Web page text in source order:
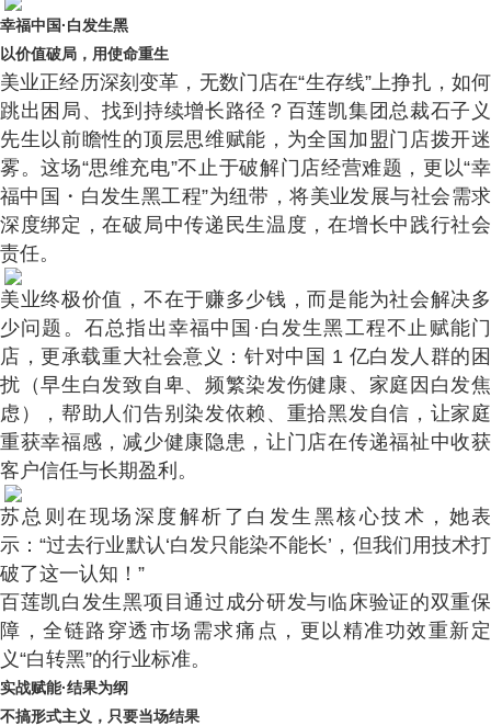
幸福中国·白发生黑
以价值破局，用使命重生
美业正经历深刻变革，无数门店在“生存线”上挣扎，如何
跳出困局、找到持续增长路径？百莲凯集团总裁石子义
先生以前瞻性的顶层思维赋能，为全国加盟门店拨开迷
雾。这场“思维充电”不止于破解门店经营难题，更以“幸
福中国・白发生黑工程”为纽带，将美业发展与社会需求
深度绑定，在破局中传递民生温度，在增长中践行社会
责任。
美业终极价值，不在于赚多少钱，而是能为社会解决多
少问题。石总指出幸福中国·白发生黑工程不止赋能门
店，更承载重大社会意义：针对中国 1 亿白发人群的困
扰（早生白发致自卑、频繁染发伤健康、家庭因白发焦
虑），帮助人们告别染发依赖、重拾黑发自信，让家庭
重获幸福感，减少健康隐患，让门店在传递福祉中收获
客户信任与长期盈利。
苏总则在现场深度解析了白发生黑核心技术，她表
示：“过去行业默认‘白发只能染不能长’，但我们用技术打
破了这一认知！”
百莲凯白发生黑项目通过成分研发与临床验证的双重保
障，全链路穿透市场需求痛点，更以精准功效重新定
义“白转黑”的行业标准。
实战赋能·结果为纲
不搞形式主义，只要当场结果